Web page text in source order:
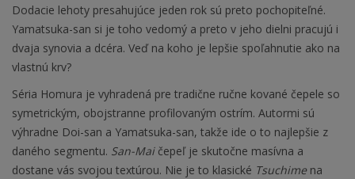
Dodacie lehoty presahujúce jeden rok sú preto pochopiteľné.
Yamatsuka-san si je toho vedomý a preto v jeho dielni pracujú i
dvaja synovia a dcéra. Veď na koho je lepšie spoľahnutie ako na
vlastnú krv?
Séria Homura je vyhradená pre tradične ručne kované čepele so
symetrickým, obojstranne profilovaným ostrím. Autormi sú
výhradne Doi-san a Yamatsuka-san, takže ide o to najlepšie z
daného segmentu. San-Maičepeľ je skutočne masívna a
dostane vás svojou textúrou. Nie je to klasické Tsuchimena